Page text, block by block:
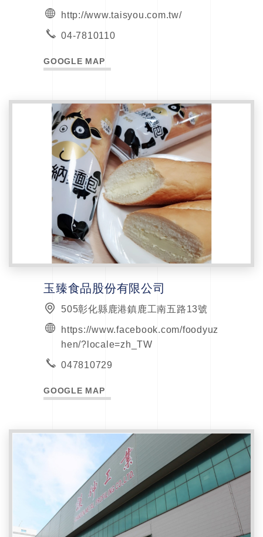
http://www.taisyou.com.tw/
04-7810110
GOOGLE MAP
玉臻食品股份有限公司
505彰化縣鹿港鎮鹿工南五路13號
https://www.facebook.com/foodyuz
hen/?locale=zh_TW
047810729
GOOGLE MAP